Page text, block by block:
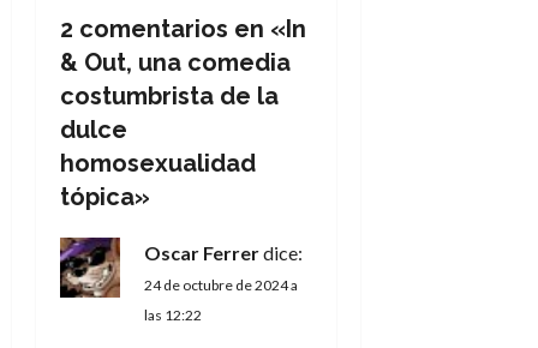
c
i
ó
n
d
e
2 comentarios en «In
& Out, una comedia
costumbrista de la
dulce
homosexualidad
tópica»
Oscar Ferrerdice:
24 de octubre de 2024 a
las 12:22